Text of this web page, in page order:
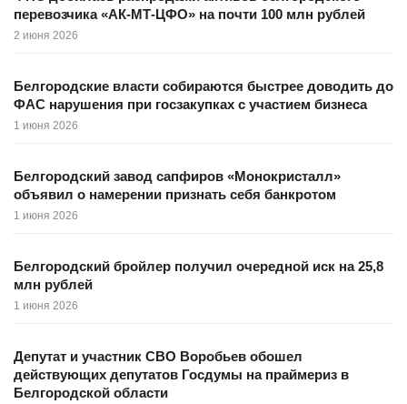
перевозчика «АК-МТ-ЦФО» на почти 100 млн рублей
2 июня 2026
Белгородские власти собираются быстрее доводить до
ФАС нарушения при госзакупках с участием бизнеса
1 июня 2026
Белгородский завод сапфиров «Монокристалл»
объявил о намерении признать себя банкротом
1 июня 2026
Белгородский бройлер получил очередной иск на 25,8
млн рублей
1 июня 2026
Депутат и участник СВО Воробьев обошел
действующих депутатов Госдумы на праймериз в
Белгородской области